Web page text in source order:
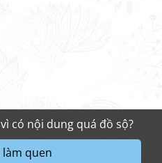
làm quen
có nội dung quá đồ sộ?